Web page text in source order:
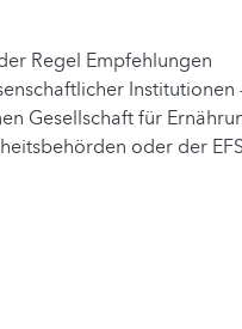
Regel Empfehlungen
Institutionen
Gesellschaft für
oder der